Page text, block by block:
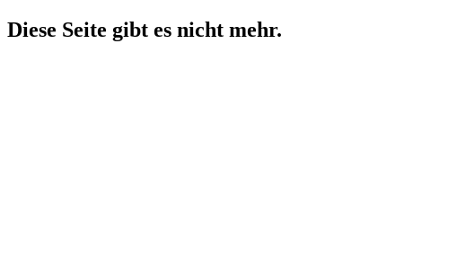
Diese Seite gibt es nicht mehr.